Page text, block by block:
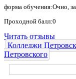
форма обучения:Очно,
Проходной балл:0
Читать отзывы
Колледжи
Петровского